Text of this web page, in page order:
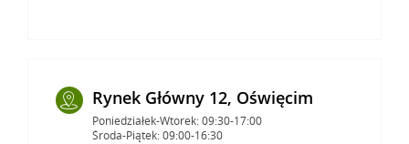
Rynek Główny 12, Oświęcim
Poniedziałek-Wtorek: 09:30-17:00
Środa-Piątek: 09:00-16:30